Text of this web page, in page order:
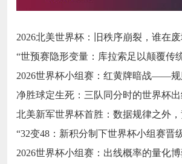
净胜球定生死：三队同分时的世界杯